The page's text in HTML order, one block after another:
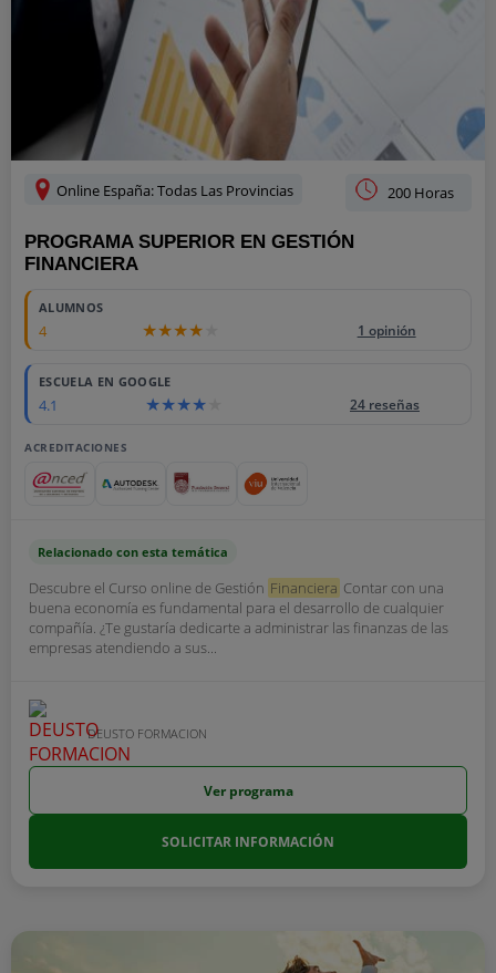
Online España: Todas Las Provincias 200 Horas
PROGRAMA SUPERIOR EN GESTIÓN
FINANCIERA
ALUMNOS
4 1 opinión
ESCUELA EN GOOGLE
4.1 24 reseñas
ACREDITACIONES
Relacionado con esta temática
Descubre el Curso online de Gestión Financiera Contar con una
buena economía es fundamental para el desarrollo de cualquier
compañía. ¿Te gustaría dedicarte a administrar las finanzas de las
empresas atendiendo a sus...
DEUSTO FORMACION
Ver programa
SOLICITAR INFORMACIÓN